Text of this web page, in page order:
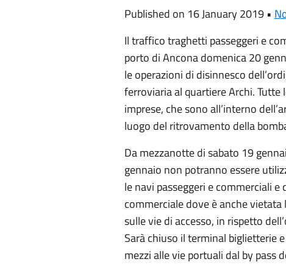
Published on 16 January 2019 •
Il traffico traghetti passeggeri e
porto di Ancona domenica 20
le operazioni di disinnesco
ferroviaria al quartiere Archi.
imprese, che sono all’interno
luogo del ritrovamento della
Da mezzanotte di sabato 19
gennaio non potranno essere
le navi passeggeri e commerciali
commerciale dove è anche
sulle vie di accesso, in rispetto
Sarà chiuso il terminal biglietterie
mezzi alle vie portuali dal by pass